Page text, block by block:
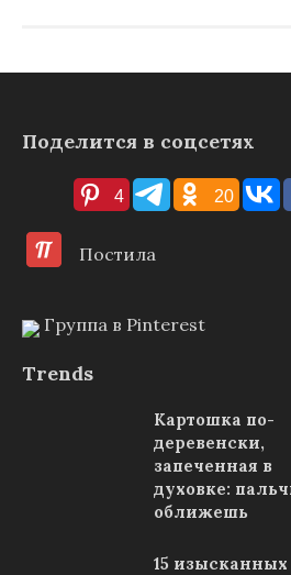
Поделится в соцсетях
4 20
Постила
Группа в Pinterest
Trends
Картошка по-
деревенски,
запеченная в
духовке:
оближешь
15 изысканных